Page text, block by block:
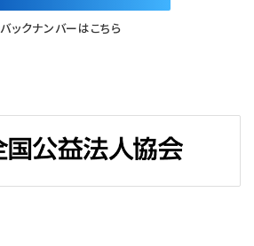
バックナンバーはこちら